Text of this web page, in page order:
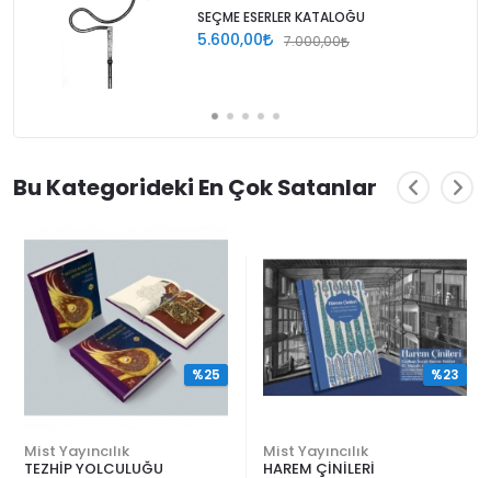
SEÇME ESERLER KATALOĞU
5.600,00 7.000,00
Bu Kategorideki En Çok Satanlar
Mist Yayıncılık
TEZHİP YOLCULUĞU
%25
Mist Yayıncılık
HAREM ÇİNİLERİ
%23